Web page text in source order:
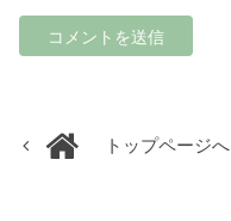
トップページへ